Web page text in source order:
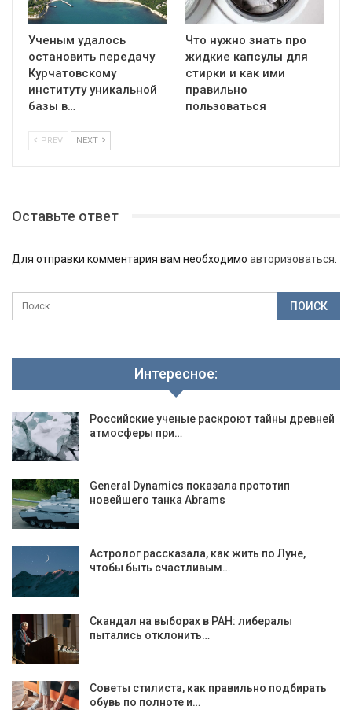
Ученым удалось
остановить передачу
Курчатовскому
институту уникальной
базы в…
Что нужно знать про
жидкие капсулы для
стирки и как ими
правильно
пользоваться
PREV NEXT
Оставьте ответ
Для отправки комментария вам необходимо авторизоваться
Интересное:
Российские ученые раскроют тайны древней
атмосферы при…
General Dynamics показала прототип
новейшего танка Abrams
Астролог рассказала, как жить по Луне,
чтобы быть счастливым…
Скандал на выборах в РАН: либералы
пытались отклонить…
Советы стилиста, как правильно подбирать
обувь по полноте и…